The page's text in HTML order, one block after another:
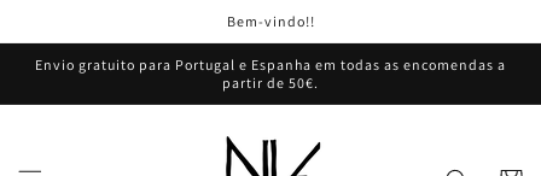
conteúdo
Bem-vindo!!
Envio gratuito para Portugal e Espanha em todas as encomendas a
partir de 50€.